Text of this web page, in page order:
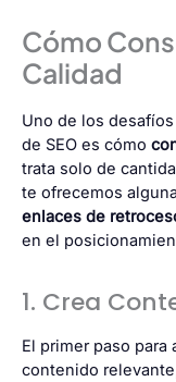
Cómo
Calidad
Uno de los
de SEO es cómo
trata solo de
te ofrecemos
enlaces de
en el
1. Crea
El primer paso para
contenido